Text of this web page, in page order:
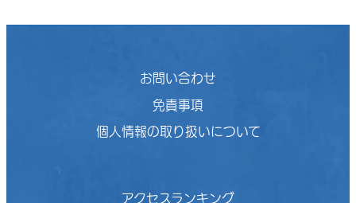
お問い合わせ
免責事項
個人情報の取り扱いについて
アクセスランキング